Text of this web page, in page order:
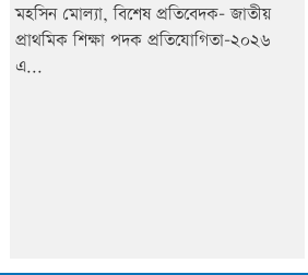
মহসিন মোল্যা, বিশেষ প্রতিবেদক- জাতীয়
প্রাথমিক শিক্ষা পদক প্রতিযোগিতা-২০২৬
এ...